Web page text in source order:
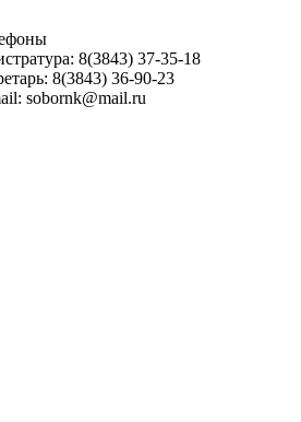
8(3843) 37-35-18
8(3843) 36-90-23
sobornk@mail.ru